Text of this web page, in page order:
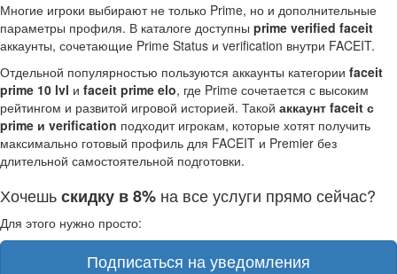
Многие игроки выбирают не только Prime, но и дополнительные
параметры профиля. В каталоге доступны prime verified faceit
аккаунты, сочетающие Prime Status и verification внутри FACEIT.
Отдельной популярностью пользуются аккаунты категории faceit
prime 10 lvl и faceit prime elo, где Prime сочетается с высоким
рейтингом и развитой игровой историей. Такой аккаунт faceit с
prime и verification подходит игрокам, которые хотят получить
максимально готовый профиль для FACEIT и Premier без
длительной самостоятельной подготовки.
Хочешьскидку в 8% на все услуги прямо сейчас?
Для этого нужно просто:
Подписаться на уведомления